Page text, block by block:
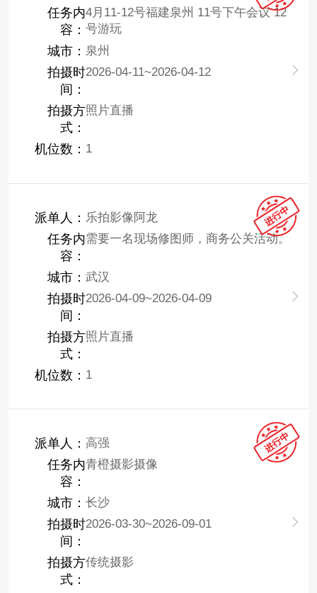
任务内
容：
4月11-12号福建泉州 11号下午会议 12
号游玩
城市： 泉州
拍摄时
间：
2026-04-11~2026-04-12
拍摄方
式：
照片直播
机位数： 1
派单人： 乐拍影像阿龙
任务内
容：
需要一名现场修图师，商务公关活动。
城市： 武汉
拍摄时
间：
2026-04-09~2026-04-09
拍摄方
式：
照片直播
机位数： 1
派单人： 高强
任务内
容：
青橙摄影摄像
城市： 长沙
拍摄时
间：
2026-03-30~2026-09-01
拍摄方
式：
传统摄影